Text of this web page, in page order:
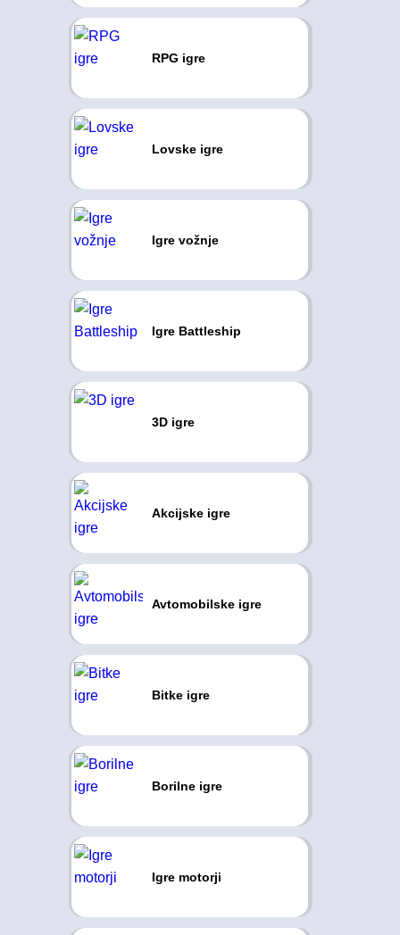
RPG igre
Lovske igre
Igre vožnje
Igre Battleship
3D igre
Akcijske igre
Avtomobilske igre
Bitke igre
Borilne igre
Igre motorji